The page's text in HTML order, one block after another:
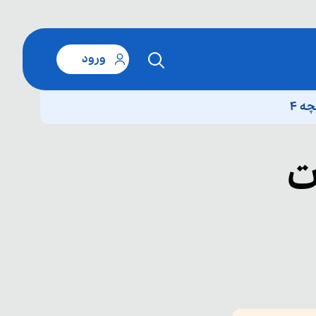
ورود